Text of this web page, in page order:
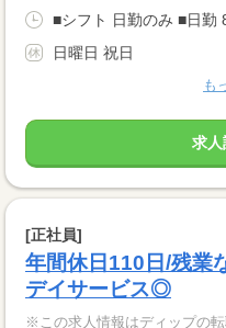
■シフト 日勤のみ ■日勤
日曜日 祝日
も
求人
[正社員]
年間休日110日/残業
デイサービス◎
※この求人情報はディップの